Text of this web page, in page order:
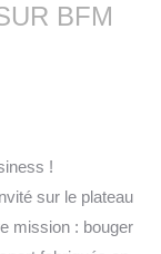
BFM
!
sur le plateau
mission : bouger